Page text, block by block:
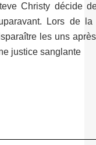
Christy décide
Lors de
les uns
justice sanglante